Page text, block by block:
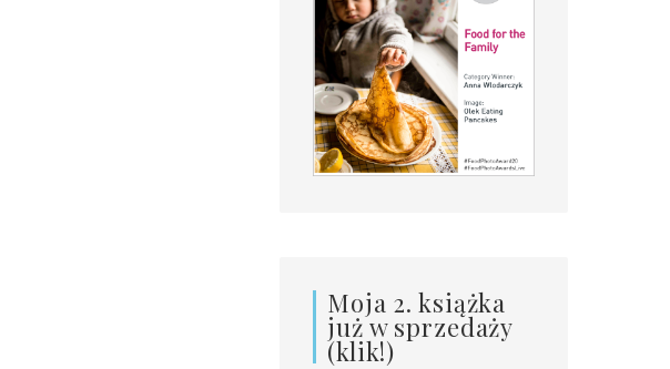
Moja 2. książka
już w sprzedaży
(klik!)